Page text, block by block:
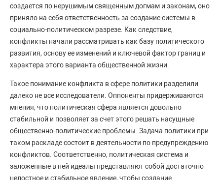
создается по нерушимым священным догмам и законам, оно
приняло на себя ответственность за создание системы в
социально-политическом разрезе. Как следствие,
конфликты начали рассматривать как базу политического
развития, основу ее изменений и ключевой фактор границ и
характера этого варианта общественной жизни.
Такое понимание конфликта в сфере политики разделили
далеко не все исследователи. Оппоненты придерживаются
мнения, что политическая сфера является довольно
стабильной и позволяет за счет этого решать насущные
общественно-политические проблемы. Задача политики при
таком раскладе состоит в деятельности по предупреждению
конфликтов. Соответственно, политическая система и
заложенные в ней идеалы представляют собой достаточно
целостное и стабильное явление, чтобы создание